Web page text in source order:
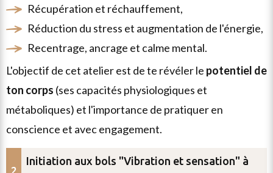
récupération et réchauffement,
réduction du stress et augmentation de l'énergie,
recentrage, ancrage et calme mental.
l'objectif de cet atelier est de te révéler le potentiel de
ton corps (ses capacités physiologiques et
métaboliques) et l'importance de pratiquer en
conscience et avec engagement.
Initiation aux bols "Vibration et sensation" à